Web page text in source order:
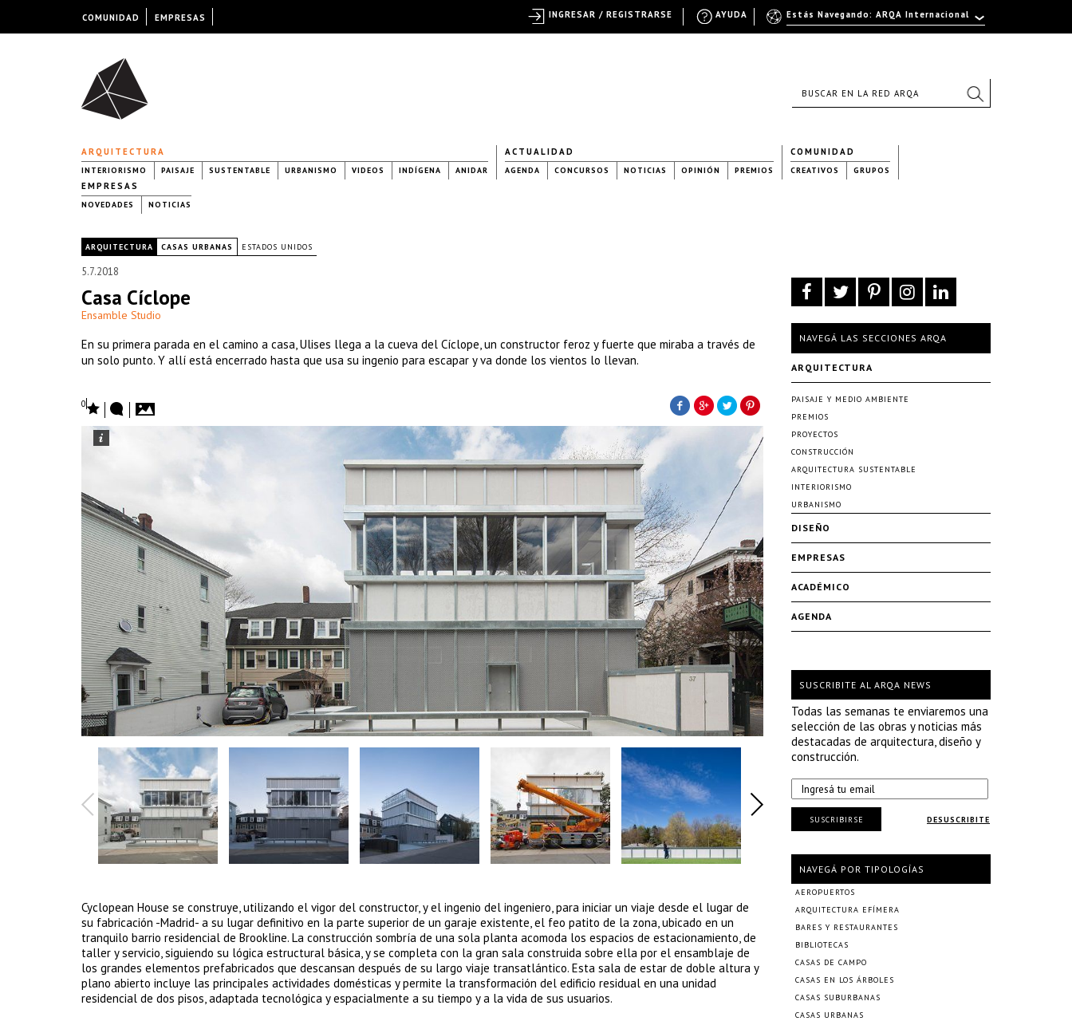
ARQUITECTURA
INTERIORISMO PAISAJE SUSTENTABLE URBANISMO VIDEOS INDÍGENA ANIDAR
ACTUALIDAD
AGENDA CONCURSOS NOTICIAS OPINIÓN PREMIOS
COMUNIDAD
CREATIVOS GRUPOS
EMPRESAS
NOVEDADES NOTICIAS
ARQUITECTURA CASAS URBANAS ESTADOS UNIDOS
5.7.2018
Casa Cíclope
Ensamble Studio
En su primera parada en el camino a casa, Ulises llega a la cueva del Cíclope, un constructor feroz y fuerte que miraba a través de
un solo punto. Y allí está encerrado hasta que usa su ingenio para escapar y va donde los vientos lo llevan.
0
Cyclopean House se construye, utilizando el vigor del constructor, y el ingenio del ingeniero, para iniciar un viaje desde el lugar de
su fabricación -Madrid- a su lugar definitivo en la parte superior de un garaje existente, el feo patito de la zona, ubicado en un
tranquilo barrio residencial de Brookline. La construcción sombría de una sola planta acomoda los espacios de estacionamiento, de
taller y servicio, siguiendo su lógica estructural básica, y se completa con la gran sala construida sobre ella por el ensamblaje de
los grandes elementos prefabricados que descansan después de su largo viaje transatlántico. Esta sala de estar de doble altura y
plano abierto incluye las principales actividades domésticas y permite la transformación del edificio residual en una unidad
residencial de dos pisos, adaptada tecnológica y espacialmente a su tiempo y a la vida de sus usuarios.
NAVEGÁ LAS SECCIONES ARQA
ARQUITECTURA
PAISAJE Y MEDIO AMBIENTE
PREMIOS
PROYECTOS
CONSTRUCCIÓN
ARQUITECTURA SUSTENTABLE
INTERIORISMO
URBANISMO
DISEÑO
EMPRESAS
ACADÉMICO
AGENDA
SUSCRIBITE AL ARQA NEWS
Todas las semanas te enviaremos una
selección de las obras y noticias más
destacadas de arquitectura, diseño y
construcción.
DESUSCRIBITE
SUSCRIBIRSE
NAVEGÁ POR TIPOLOGÍAS
AEROPUERTOS
ARQUITECTURA EFÍMERA
BARES Y RESTAURANTES
BIBLIOTECAS
CASAS DE CAMPO
CASAS EN LOS ÁRBOLES
CASAS SUBURBANAS
CASAS URBANAS
COMUNIDAD EMPRESAS Estás Navegando: ARQA Internacional
AYUDA
INGRESAR / REGISTRARSE